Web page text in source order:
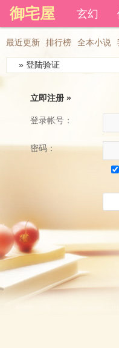
御宅屋 玄幻
登录后可以拥有藏
最近更新
排行榜 全本小说
» 登陆验证
立即注册 »
登录帐号：
密码：